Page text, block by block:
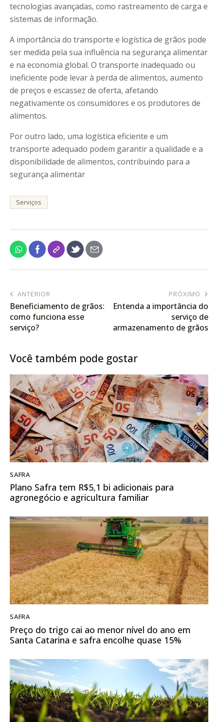
tecnologias avançadas, como rastreamento de carga e
sistemas de informação.
A importância do transporte e logística de grãos pode
ser medida pela sua influência na segurança alimentar
e na economia global. O transporte inadequado ou
ineficiente pode levar à perda de alimentos, aumento
de preços e escassez de oferta, afetando
negativamente os consumidores e os produtores de
alimentos.
Por outro lado, uma logística eficiente e um
transporte adequado podem garantir a qualidade e a
disponibilidade de alimentos, contribuindo para a
segurança alimentar
Serviços
ANTERIOR
Beneficiamento de grãos:
como funciona esse
serviço?
PRÓXIMO
Entenda a importância do
serviço de
armazenamento de grãos
Você também pode gostar
SAFRA
Plano Safra tem R$5,1 bi adicionais para
agronegócio e agricultura familiar
SAFRA
Preço do trigo cai ao menor nível do ano em
Santa Catarina e safra encolhe quase 15%